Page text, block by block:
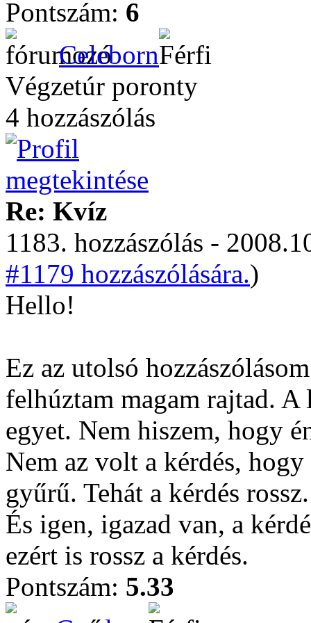
Pontszám: 6
Celeborn
Végzetúr poronty
4 hozzászólás
Re: Kvíz
1183. hozzászólás -
#1179 hozzászólására.)
Hello!
Ez az utolsó
felhúztam magam rajtad.
egyet. Nem hiszem, hogy
Nem az volt a kérdés,
gyűrű. Tehát a kérdés
És igen, igazad van, a
ezért is rossz a kérdés.
Pontszám: 5.33